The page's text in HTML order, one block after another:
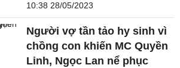
10:38 28/05/2023
Người vợ tần tảo hy sinh vì
chồng con khiến MC Quyền
Linh, Ngọc Lan nể phục